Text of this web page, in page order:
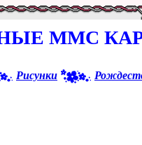
ММС
Рисунки